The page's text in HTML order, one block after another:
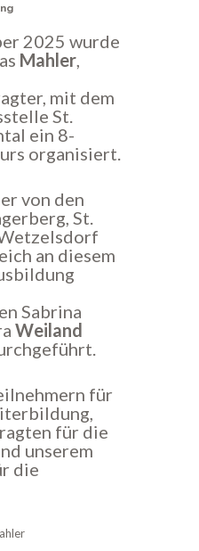
2025 wurde
Mahler,
mit dem
St.
ein 8-
organisiert.
von den
St.
an diesem
Sabrina
Weiland
für
für die
unserem
die